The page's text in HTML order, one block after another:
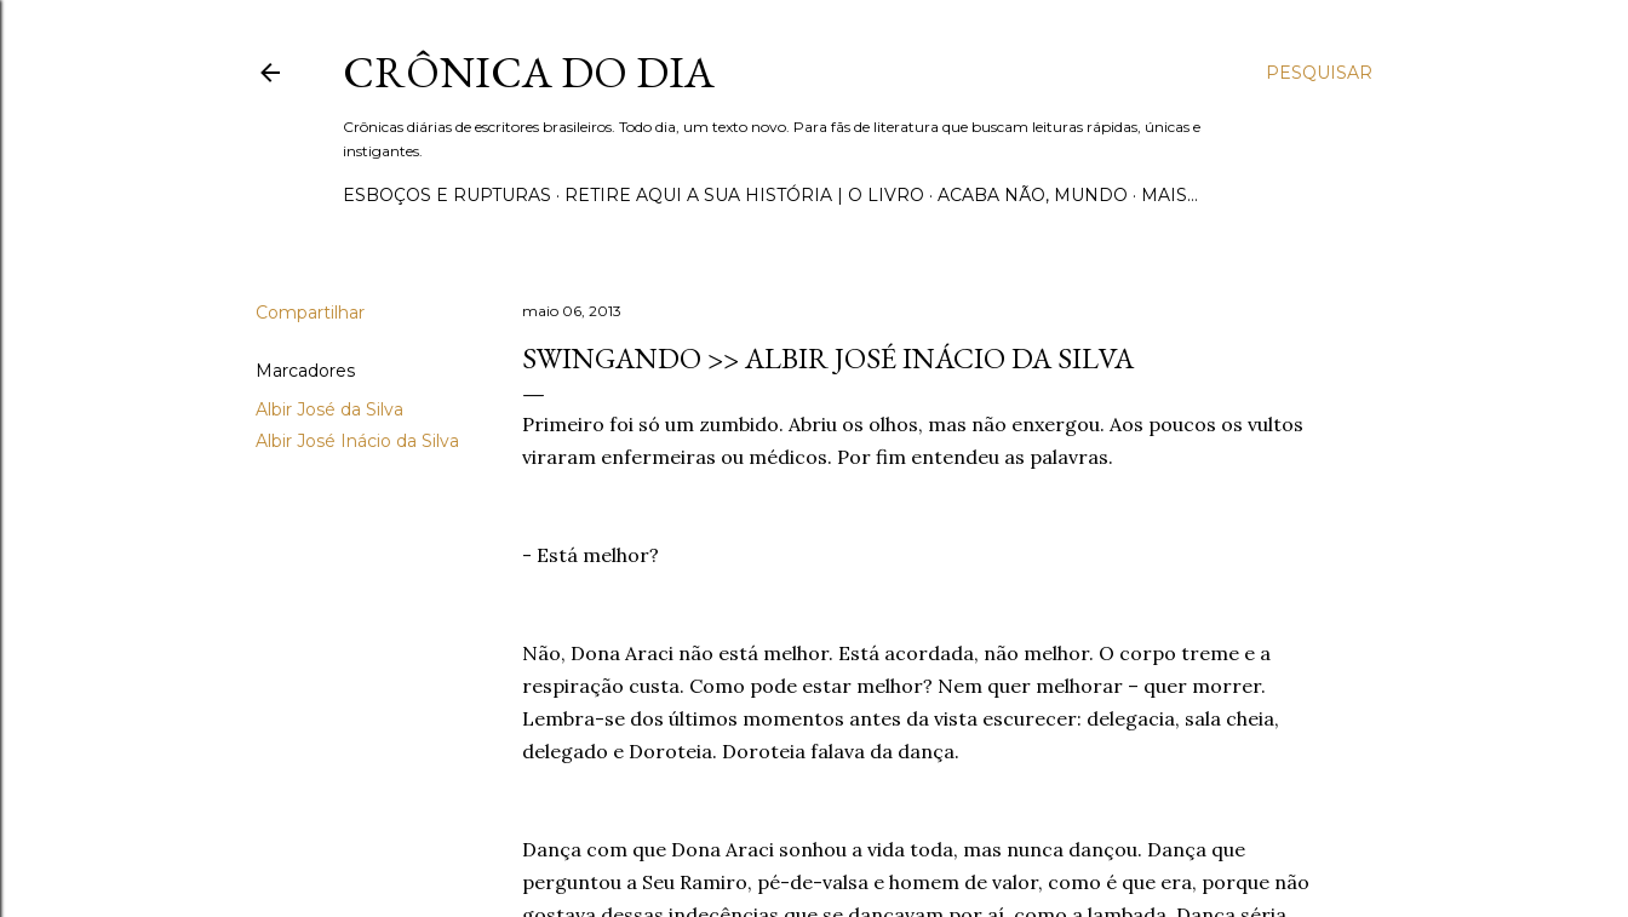
PESQUISAR
CRÔNICA DO DIA
Crônicas diárias de escritores brasileiros. Todo dia, um texto novo. Para fãs de literatura que buscam leituras rápidas, únicas e
instigantes.
ESBOÇOS E RUPTURAS RETIRE AQUI A SUA HISTÓRIA | O LIVRO ACABA NÃO, MUNDO MAIS…
Compartilhar
Marcadores
Albir José da Silva
Albir José Inácio da Silva
maio 06, 2013
SWINGANDO >> ALBIR JOSÉ INÁCIO DA SILVA
Primeiro foi só um zumbido. Abriu os olhos, mas não enxergou. Aos poucos os vultos
viraram enfermeiras ou médicos. Por fim entendeu as palavras.
- Está melhor?
Não, Dona Araci não está melhor. Está acordada, não melhor. O corpo treme e a
respiração custa. Como pode estar melhor? Nem quer melhorar – quer morrer.
Lembra-se dos últimos momentos antes da vista escurecer: delegacia, sala cheia,
delegado e Doroteia. Doroteia falava da dança.
Dança com que Dona Araci sonhou a vida toda, mas nunca dançou. Dança que
perguntou a Seu Ramiro, pé-de-valsa e homem de valor, como é que era, porque não